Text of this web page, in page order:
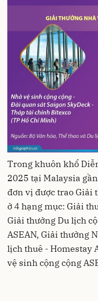
Trong khuôn khổ
2025 tại Malaysia
đơn vị được trao Giải
ở 4 hạng mục: Giải
Giải thưởng Du lịch
ASEAN, Giải thưởng
lịch thuê - Homestay
vệ sinh cộng cộng